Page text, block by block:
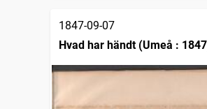
1847-09-07
Hvad har händt (Umeå :